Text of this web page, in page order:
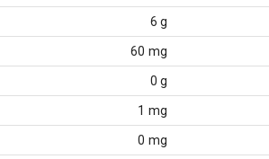
6 g
60 mg
0 g
1 mg
0 mg